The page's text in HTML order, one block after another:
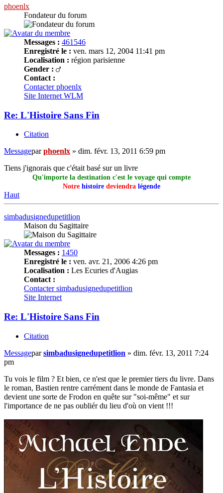
phoenlx
Fondateur du forum
Messages : 461546
Enregistré le : ven. mars 12, 2004 11:41 pm
Localisation : région parisienne
Gender :
Contact :
Contacter phoenlx
Site Internet WLM
Re: L'Histoire Sans Fin
Citation
Messageparphoenlx » dim. févr. 13, 2011 6:59 pm
Tiens j'ignorais que c'était basé sur un livre
Qu'importe la destination c'est le voyage qui compte
Notre histoire deviendra légende
Haut
simbadusignedupetitlion
Maison du Sagittaire
Messages : 1450
Enregistré le : ven. avr. 21, 2006 4:26 pm
Localisation : Les Ecuries d'Augias
Contact :
Contacter simbadusignedupetitlion
Site Internet
Re: L'Histoire Sans Fin
Citation
Messageparsimbadusignedupetitlion » dim. févr. 13, 2011 7:24
pm
Tu vois le film ? Et bien, ce n'est que le premier tiers du livre. Dans
le roman, Bastien rentre carrément dans le monde de Fantasia et
devient une sorte de Frodon en quête sur "soi-même" et sur
l'importance de ne pas oubliér du lieu d'où on vient !!!